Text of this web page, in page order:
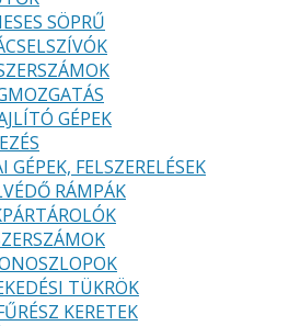
SÖPRŰ
GÉPEK
GÉPEK, FELSZERELÉSEK
RÁMPÁK
TÜKRÖK
KERETEK